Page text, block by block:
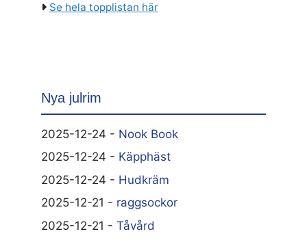
Se hela topplistan här
Nya julrim
2025-12-24 - Nook Book
2025-12-24 - Käpphäst
2025-12-24 - Hudkräm
2025-12-21 - raggsockor
2025-12-21 - Tåvård